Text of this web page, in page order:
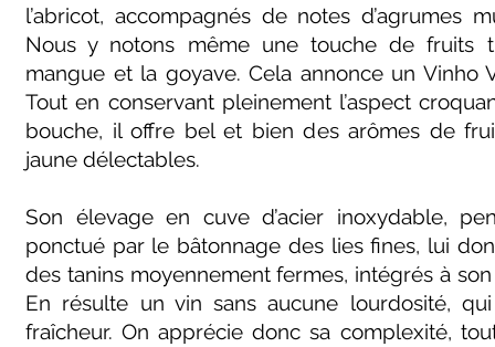
l’abricot, accompagnés de notes d’agrumes
Nous y notons même une touche de fruits
mangue et la goyave. Cela annonce un Vinho
Tout en conservant pleinement l’aspect
bouche, il offre bel et bien des arômes de
jaune délectables.
Son élevage en cuve d’acier inoxydable,
ponctué par le bâtonnage des lies fines, lui
des tanins moyennement fermes, intégrés à
En résulte un vin sans aucune lourdosité,
fraîcheur. On apprécie donc sa complexité,